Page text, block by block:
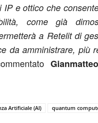
IP e ottico che
come già
a Retelit di
da amministrare, più
Artificiale (AI) quantum